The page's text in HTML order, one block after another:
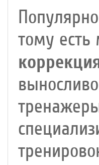
тому есть